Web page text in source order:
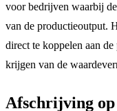
voor bedrijven waarbij
van de productieoutput.
direct te koppelen aan
krijgen van de
Afschrijving op